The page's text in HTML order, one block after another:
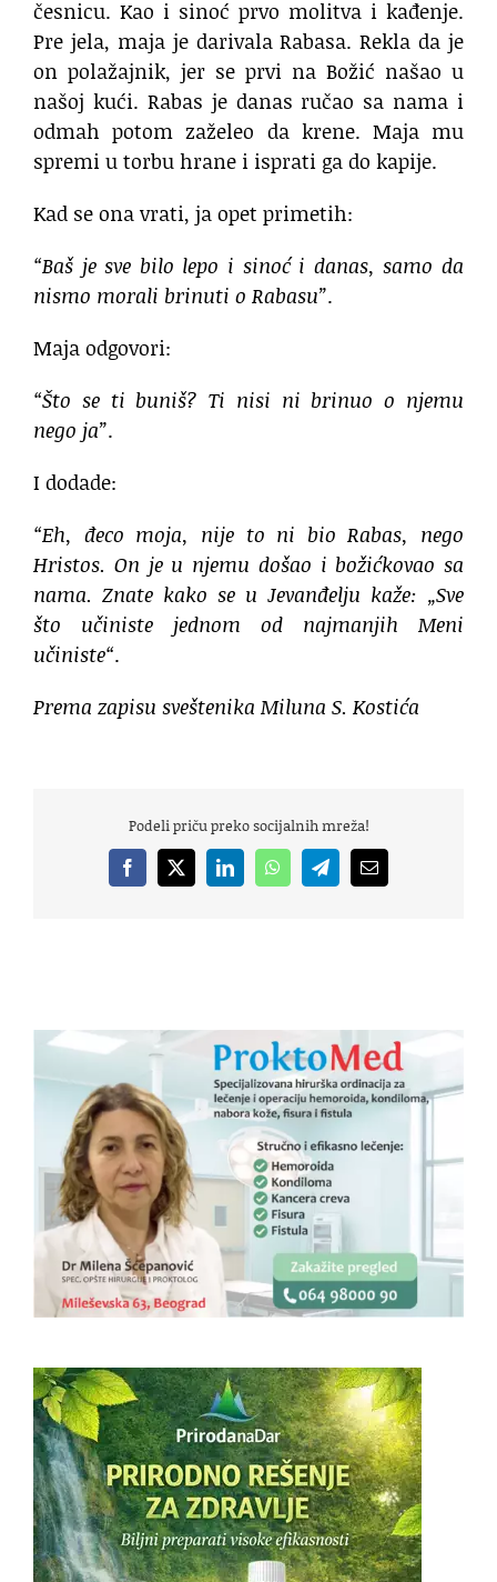
česnicu. Kao i sinoć prvo molitva i kađenje.
Pre jela, maja je darivala Rabasa. Rekla da je
on polažajnik, jer se prvi na Božić našao u
našoj kući. Rabas je danas ručao sa nama i
odmah potom zaželeo da krene. Maja mu
spremi u torbu hrane i isprati ga do kapije.
Kad se ona vrati, ja opet primetih:
“Baš je sve bilo lepo i sinoć i danas, samo da
nismo morali brinuti o Rabasu”.
Maja odgovori:
“Što se ti buniš? Ti nisi ni brinuo o njemu
nego ja”.
I dodade:
“Eh, đeco moja, nije to ni bio Rabas, nego
Hristos. On je u njemu došao i božićkovao sa
nama. Znate kako se u Jevanđelju kaže: „Sve
što učiniste jednom od najmanjih Meni
učiniste“.
Prema zapisu sveštenika Miluna S. Kostića
Podeli priču preko socijalnih mreža!
Facebook
X LinkedInWhatsAppTelegramEmail